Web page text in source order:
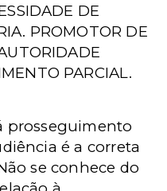
DE
PROMOTOR DE
PARCIAL.
prosseguimento
é a correta
se conhece do